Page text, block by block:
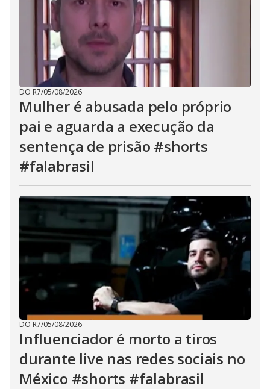
DO R7/05/08/2026
Mulher é abusada pelo próprio
pai e aguarda a execução da
sentença de prisão #shorts
#falabrasil
DO R7/05/08/2026
Influenciador é morto a tiros
durante live nas redes sociais no
México #shorts #falabrasil